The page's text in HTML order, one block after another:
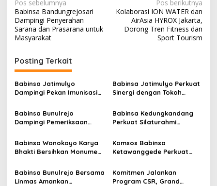
N
a
v
g
a
s
p
o
s
Pos sebelumnya
Babinsa Bandungrejosari
Dampingi Penyerahan
Sarana dan Prasarana untuk
Masyarakat
Pos berikutnya
Kolaborasi ION WATER dan
AirAsia HYROX Jakarta,
Dorong Tren Fitness dan
Sport Tourism
Posting Terkait
Babinsa Jatimulyo
Dampingi Pekan Imunisasi
Kesehatan Anak di Kota
Malang
Babinsa Jatimulyo Perkuat
Sinergi dengan Tokoh
Babinsa Bunulrejo
Dampingi Pemeriksaan
Kepedulian terhadap
Kesehatan Masyarakat
Babinsa Kedungkandang
Perkuat Silaturahmi
Komsos Rutin
Babinsa Wonokoyo Karya
Bhakti Bersihkan Monumen
Komsos Babinsa
Ketawanggede Perkuat
Bersama Warga
Babinsa Bunulrejo Bersama
Linmas Amankan
Komitmen Jalankan
Program CSR, Grand